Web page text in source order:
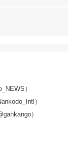
）
）
）